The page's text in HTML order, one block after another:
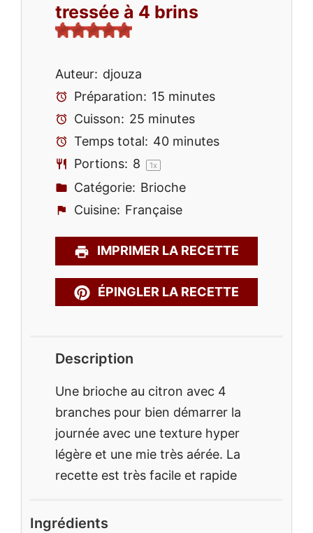
tressée à 4 brins
Auteur: djouza
Préparation: 15 minutes
Cuisson: 25 minutes
Temps total: 40 minutes
Portions: 8 1x
Catégorie: Brioche
Cuisine: Française
IMPRIMER LA RECETTE
ÉPINGLER LA RECETTE
Description
Une brioche au citron avec 4
branches pour bien démarrer la
journée avec une texture hyper
légère et une mie très aérée. La
recette est très facile et rapide
Ingrédients